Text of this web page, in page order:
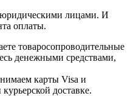
лицами. И
оплаты.
товаросопроводительные
денежными средствами,
карты Visa и
доставке.